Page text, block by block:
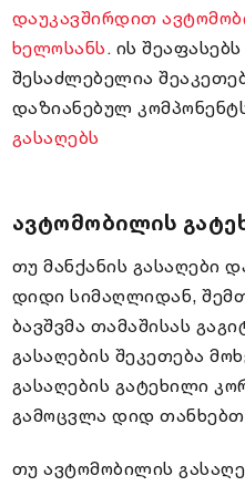
დაუკავშირდით
ხელოსანს . ის
შესაძლებელია
დაზიანებულ
გასაღებს
ავტომობილის
თუ მანქანის გასაღები
დიდი სიმაღლიდან,
ბავშვმა თამაშისას
გასაღების შეკეთება
გასაღების გატეხილი
გამოცვლა დიდ
თუ ავტომობილის